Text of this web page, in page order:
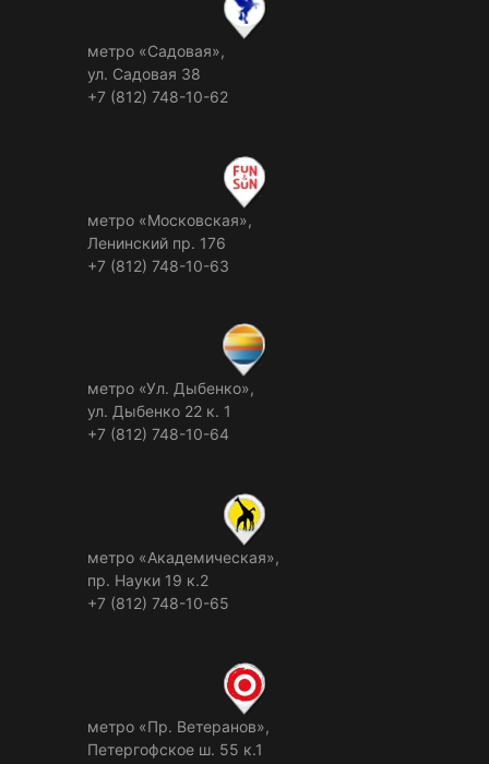
метро «Садовая»,
ул. Садовая 38
+7 (812) 748-10-62
метро «Московская»,
Ленинский пр. 176
+7 (812) 748-10-63
метро «Ул. Дыбенко»,
ул. Дыбенко 22 к. 1
+7 (812) 748-10-64
метро «Академическая»,
пр. Науки 19 к.2
+7 (812) 748-10-65
метро «Пр. Ветеранов»,
Петергофское ш. 55 к.1